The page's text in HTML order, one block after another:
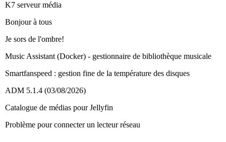
K7 serveur média
Bonjour à tous
Je sors de l'ombre!
Music Assistant (Docker) - gestionnaire de bibliothèque musicale
Smartfanspeed : gestion fine de la température des disques
ADM 5.1.4 (03/08/2026)
Catalogue de médias pour Jellyfin
Problème pour connecter un lecteur réseau